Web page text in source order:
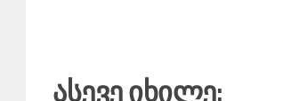
Ასევე Იხილე: